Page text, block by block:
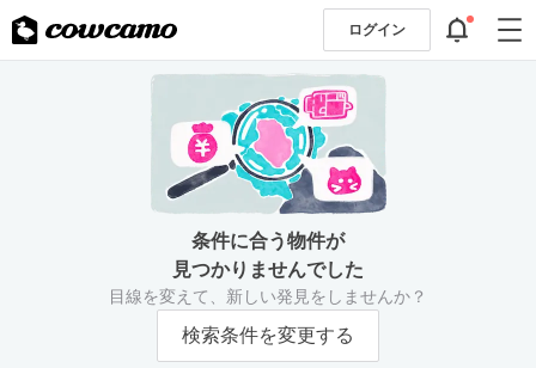
ログイン
条件に合う物件が
見つかりませんでした
目線を変えて、新しい発見をしませんか？
検索条件を変更する